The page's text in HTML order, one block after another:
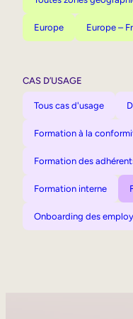
Europe Europe –
CAS D’USAGE
Tous cas d'usage
Formation à la
Formation des
Formation interne
Onboarding des